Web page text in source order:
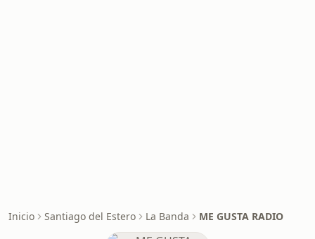
Inicio Santiago del Estero La Banda ME GUSTA RADIO